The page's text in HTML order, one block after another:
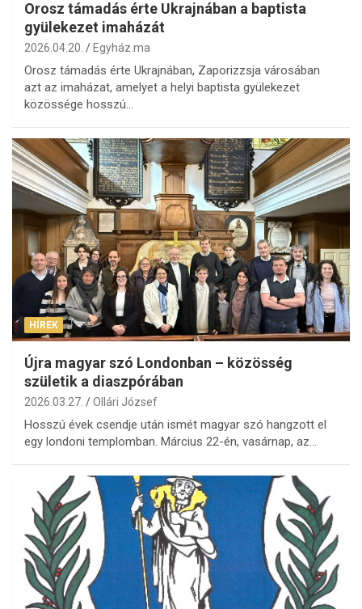
Orosz támadás érte Ukrajnában a baptista
gyülekezet imaházát
2026.04.20. Egyház.ma
Orosz támadás érte Ukrajnában, Zaporizzsja városában
azt az imaházat, amelyet a helyi baptista gyülekezet
közössége hosszú…
HÍREK
Újra magyar szó Londonban – közösség
születik a diaszpórában
2026.03.27. Ollári József
Hosszú évek csendje után ismét magyar szó hangzott el
egy londoni templomban. Március 22-én, vasárnap, az…